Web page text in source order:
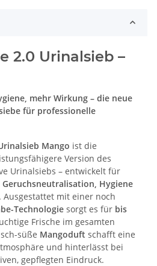
2.0 Urinalsieb –
mehr Wirkung – die neue
für professionelle
Mango ist die
Version des
Urinalsiebs – entwickelt für
Geruchsneutralisation, Hygiene
. Ausgestattet mit einer noch
Technologie sorgt es für bis
Frische im gesamten
süße Mangoduft schafft eine
und hinterlässt bei
gepflegten Eindruck.